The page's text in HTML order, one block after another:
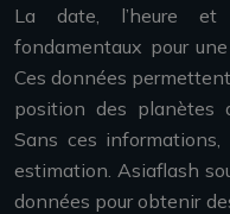
La date, l’heure
fondamentaux pour
Ces données
position des planètes
Sans ces informations,
estimation. Asiaflash
données pour obtenir